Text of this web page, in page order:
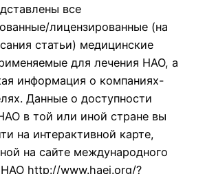
все
лицензированные (на
статьи) медицинские
для лечения НАО, а
информация о компаниях-
Данные о доступности
в той или иной стране вы
на интерактивной карте,
на сайте международного
http://www.haei.org/?